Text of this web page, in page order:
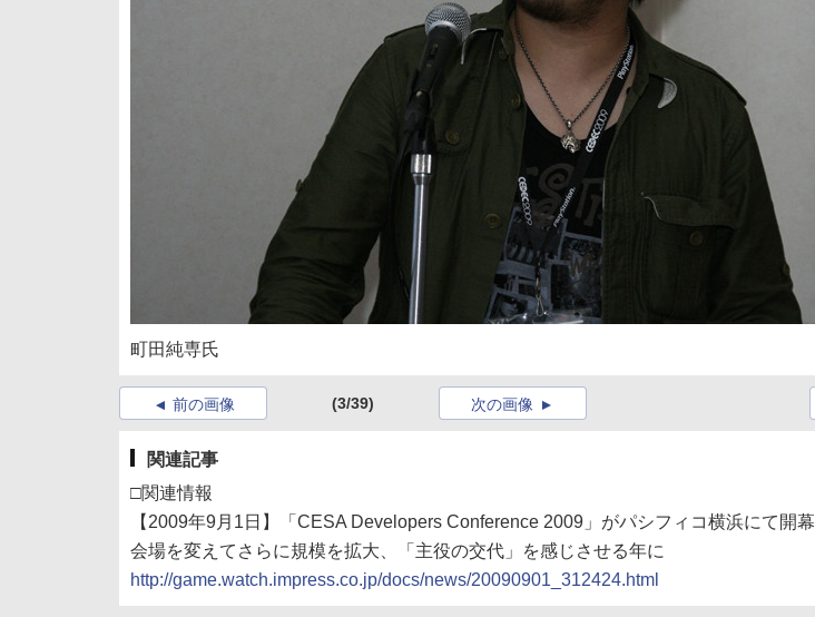
町田純専氏
前の画像 (3/39) 次の画像
関連記事
□関連情報
【2009年9月1日】「CESA Developers Conference 2009」がパシフィコ横浜にて開幕
会場を変えてさらに規模を拡大、「主役の交代」を感じさせる年に
http://game.watch.impress.co.jp/docs/news/20090901_312424.html